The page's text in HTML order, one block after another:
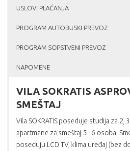
USLOVI PLAĆANJA
PROGRAM AUTOBUSKI PREVOZ
PROGRAM SOPSTVENI PREVOZ
NAPOMENE
VILA SOKRATIS
SMEŠTAJ
Vila SOKRATIS poseduje studija za 2,
apartmane za smeštaj 5 i 6 osoba.
poseduju LCD TV, klima uređaj (bez